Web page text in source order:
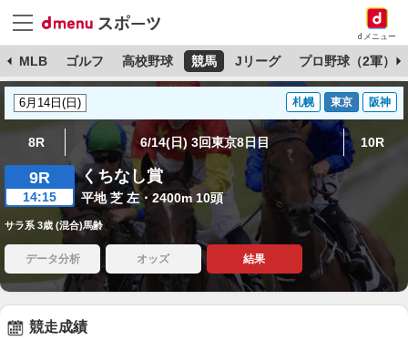
dメニュー
MLB ゴルフ 高校野球 競馬 Jリーグ プロ野球（2軍）
札幌 東京 阪神
8R 6/14(日) 3回東京8日目 10R
9R
14:15
くちなし賞
平地 芝 左・2400m 10頭
サラ系 3歳 (混合)馬齢
データ分析 オッズ 結果
競走成績